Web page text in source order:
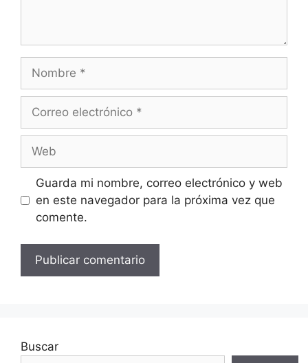
Nombre
Correo
Web
Guarda mi nombre, correo electrónico y web
en este navegador para la próxima vez que
comente.
Buscar